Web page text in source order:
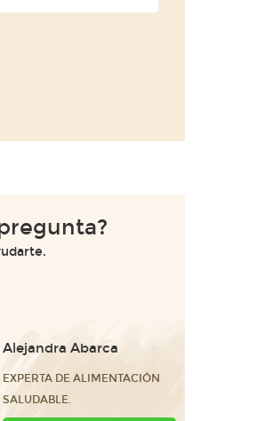
Alejandra Abarca
EXPERTA DE ALIMENTACIÓN
SALUDABLE.